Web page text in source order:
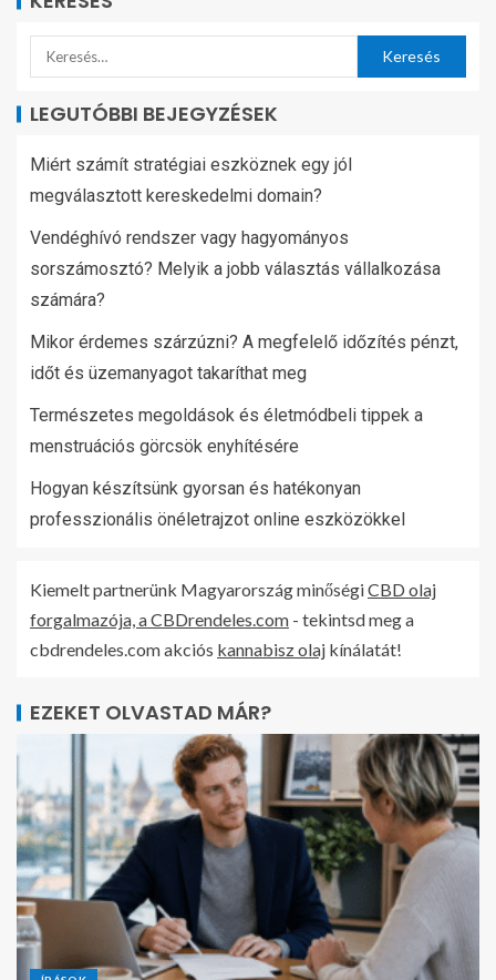
LEGUTÓBBI BEJEGYZÉSEK
Miért számít stratégiai eszköznek egy jól
megválasztott kereskedelmi domain?
Vendéghívó rendszer vagy hagyományos
sorszámosztó? Melyik a jobb választás vállalkozása
számára?
Mikor érdemes szárzúzni? A megfelelő időzítés pénzt,
időt és üzemanyagot takaríthat meg
Természetes megoldások és életmódbeli tippek a
menstruációs görcsök enyhítésére
Hogyan készítsünk gyorsan és hatékonyan
professzionális önéletrajzot online eszközökkel
Kiemelt partnerünk Magyarország minőségiCBD olaj
forgalmazója, a CBDrendeles.com - tekintsd meg a
cbdrendeles.com akciós kannabisz olaj kínálatát!
EZEKET OLVASTAD MÁR?